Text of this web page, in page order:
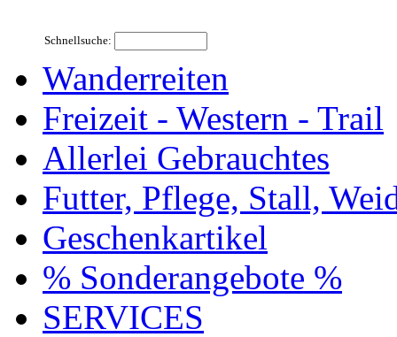
Schnellsuche:
Wanderreiten
Freizeit - Western - Trail
Allerlei Gebrauchtes
Futter, Pflege, Stall,
Geschenkartikel
% Sonderangebote %
SERVICES